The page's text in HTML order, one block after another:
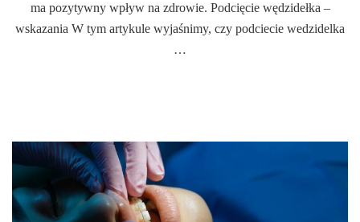
ma pozytywny wpływ na zdrowie. Podcięcie wędzidełka –
wskazania W tym artykule wyjaśnimy, czy podciecie wedzidelka
…